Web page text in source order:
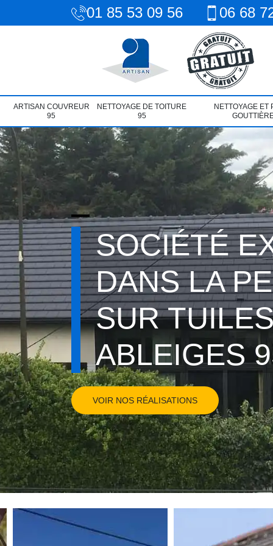
01 85 53 09 56 06 68
ARTISAN COUVREUR
95
NETTOYAGE DE TOITURE
95
NETTOYAGE ET
SOCIÉTÉ
DANS LA
SUR
ABLEIGES
VOIR NOS RÉALISATIONS